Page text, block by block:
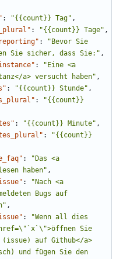
: "{{count}} Tag" ,
: "{{count}} Tage" ,
:
"Bevor Sie
Sie sicher, dass Sie:" ,
:
"Eine <a
a> versucht haben" ,
: "{{count}} Stunde" ,
:
"{{count}}
: "{{count}} Minute" ,
:
"{{count}}
:
"Das <a
haben" ,
:
"Nach <a
Bugs auf
,
:
"Wenn all dies
Sie
auf Github</a>
und fügen Sie den